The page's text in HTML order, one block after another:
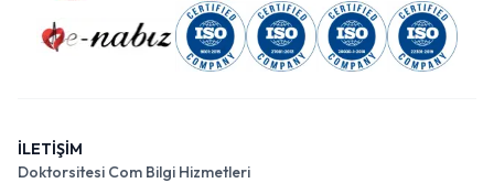
İLETİŞİM
Doktorsitesi Com Bilgi Hizmetleri